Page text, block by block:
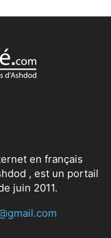
en français
, est un portail
juin 2011.